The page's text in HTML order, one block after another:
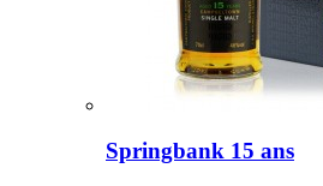
Springbank 15 ans